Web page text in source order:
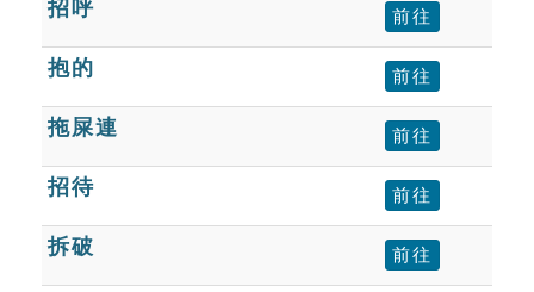
生命大百科索引
遊戲專區
教學應用
貓頭鷹博士
招呼 前往
抱的 前往
拖屎連 前往
招待 前往
拆破 前往